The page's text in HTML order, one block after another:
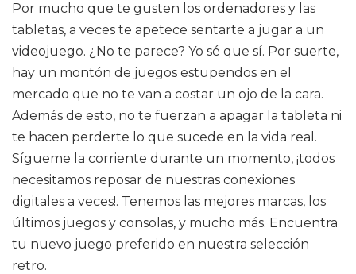
Por mucho que te gusten los ordenadores y las
tabletas, a veces te apetece sentarte a jugar a un
videojuego. ¿No te parece? Yo sé que sí. Por suerte,
hay un montón de juegos estupendos en el
mercado que no te van a costar un ojo de la cara.
Además de esto, no te fuerzan a apagar la tableta ni
te hacen perderte lo que sucede en la vida real.
Sígueme la corriente durante un momento, ¡todos
necesitamos reposar de nuestras conexiones
digitales a veces!. Tenemos las mejores marcas, los
últimos juegos y consolas, y mucho más. Encuentra
tu nuevo juego preferido en nuestra selección
retro.